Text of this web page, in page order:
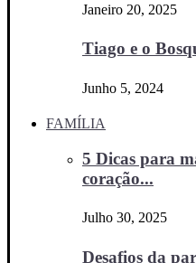
Janeiro 20, 2025
Tiago e o
Junho 5, 2024
FAMÍLIA
5 Dicas para
coração...
Julho 30, 2025
Desafios da